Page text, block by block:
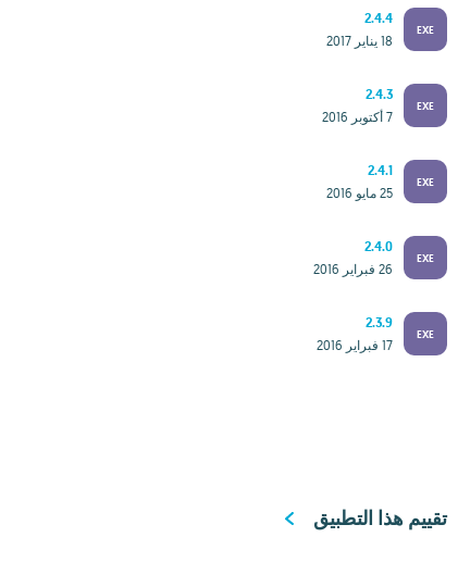
EXE
2.4.4
18 يناير 2017
EXE
2.4.3
7 أكتوبر 2016
EXE
2.4.1
25 مايو 2016
EXE
2.4.0
26 فبراير 2016
EXE
2.3.9
17 فبراير 2016
تقييم هذا التطبيق